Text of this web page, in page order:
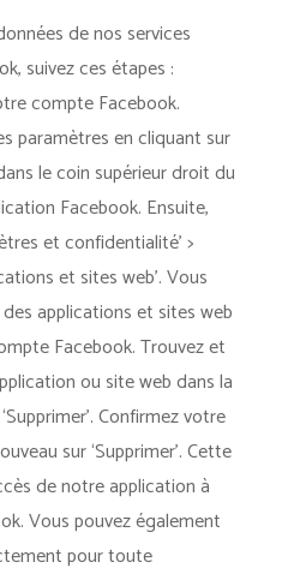
de nos services
suivez ces étapes :
compte Facebook.
paramètres en cliquant sur
le coin supérieur droit du
Facebook. Ensuite,
et confidentialité’ >
et sites web’. Vous
applications et sites web
Facebook. Trouvez et
ou site web dans la
Confirmez votre
sur ‘Supprimer’. Cette
de notre application à
Vous pouvez également
pour toute